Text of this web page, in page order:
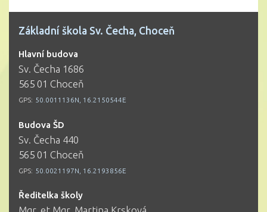
Základní škola Sv. Čecha, Choceň
Hlavní budova
Sv. Čecha 1686
565 01 Choceň
GPS: 50.0011136N, 16.2150544E
Budova ŠD
Sv. Čecha 440
565 01 Choceň
GPS: 50.0021197N, 16.2193856E
Ředitelka školy